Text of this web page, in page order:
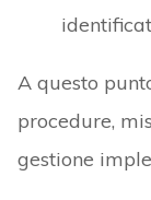
A questo
procedure,
gestione